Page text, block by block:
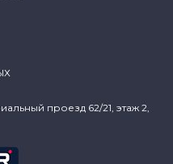
проезд 62/21, этаж 2,